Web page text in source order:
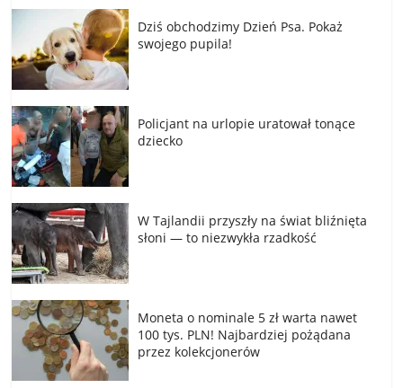
Dziś obchodzimy Dzień Psa. Pokaż
swojego pupila!
Policjant na urlopie uratował tonące
dziecko
W Tajlandii przyszły na świat bliźnięta
słoni — to niezwykła rzadkość
Moneta o nominale 5 zł warta nawet
100 tys. PLN! Najbardziej pożądana
przez kolekcjonerów